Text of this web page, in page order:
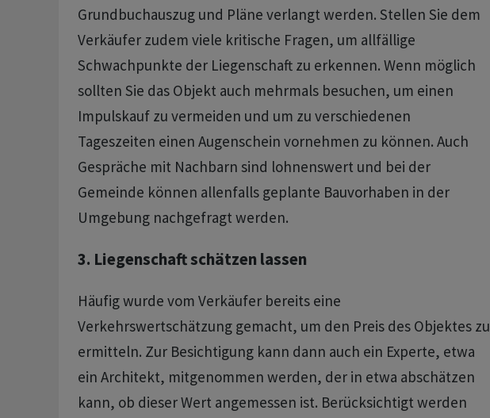
Grundbuchauszug und Pläne verlangt werden. Stellen Sie dem
Verkäufer zudem viele kritische Fragen, um allfällige
Schwachpunkte der Liegenschaft zu erkennen. Wenn möglich
sollten Sie das Objekt auch mehrmals besuchen, um einen
Impulskauf zu vermeiden und um zu verschiedenen
Tageszeiten einen Augenschein vornehmen zu können. Auch
Gespräche mit Nachbarn sind lohnenswert und bei der
Gemeinde können allenfalls geplante Bauvorhaben in der
Umgebung nachgefragt werden.
3. Liegenschaft schätzen lassen
Häufig wurde vom Verkäufer bereits eine
Verkehrswertschätzung gemacht, um den Preis des Objektes zu
ermitteln. Zur Besichtigung kann dann auch ein Experte, etwa
ein Architekt, mitgenommen werden, der in etwa abschätzen
kann, ob dieser Wert angemessen ist. Berücksichtigt werden